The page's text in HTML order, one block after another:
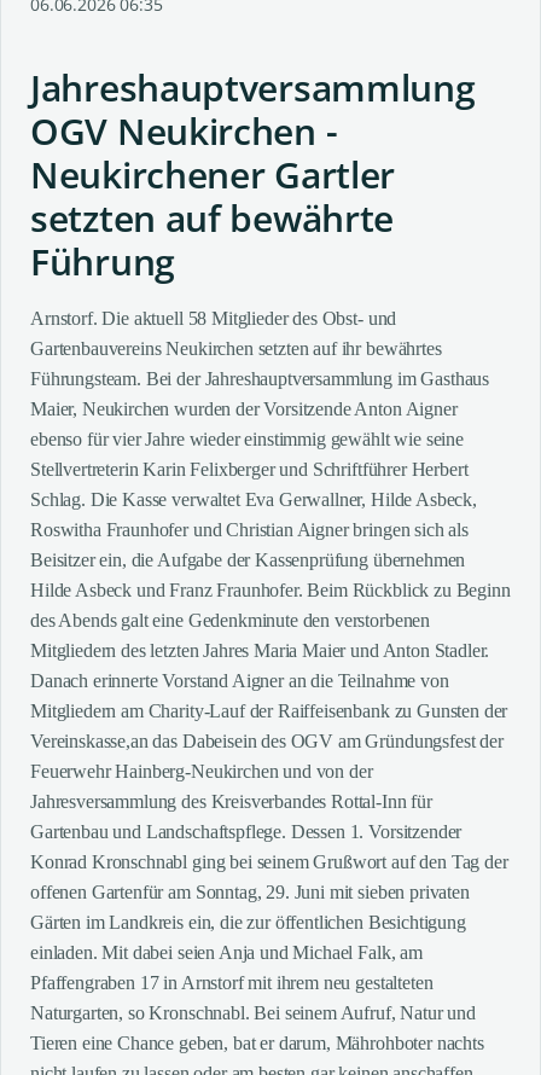
Jahreshauptversammlung
OGV Neukirchen -
Neukirchener Gartler
setzten auf bewährte
Führung
Arnstorf. Die aktuell 58 Mitglieder des Obst- und
Gartenbauvereins Neukirchen setzten auf ihr bewährtes
Führungsteam. Bei der Jahreshauptversammlung im Gasthaus
Maier, Neukirchen wurden der Vorsitzende Anton Aigner
ebenso für vier Jahre wieder einstimmig gewählt wie seine
Stellvertreterin Karin Felixberger und Schriftführer Herbert
Schlag. Die Kasse verwaltet Eva Gerwallner, Hilde Asbeck,
Roswitha Fraunhofer und Christian Aigner bringen sich als
Beisitzer ein, die Aufgabe der Kassenprüfung übernehmen
Hilde Asbeck und Franz Fraunhofer. Beim Rückblick zu Beginn
des Abends galt eine Gedenkminute den verstorbenen
Mitgliedern des letzten Jahres Maria Maier und Anton Stadler.
Danach erinnerte Vorstand Aigner an die Teilnahme von
Mitgliedern am Charity-Lauf der Raiffeisenbank zu Gunsten der
Vereinskasse,an das Dabeisein des OGV am Gründungsfest der
Feuerwehr Hainberg-Neukirchen und von der
Jahresversammlung des Kreisverbandes Rottal-Inn für
Gartenbau und Landschaftspflege. Dessen 1. Vorsitzender
Konrad Kronschnabl ging bei seinem Grußwort auf den Tag der
offenen Gartenfür am Sonntag, 29. Juni mit sieben privaten
Gärten im Landkreis ein, die zur öffentlichen Besichtigung
einladen. Mit dabei seien Anja und Michael Falk, am
Pfaffengraben 17 in Arnstorf mit ihrem neu gestalteten
Naturgarten, so Kronschnabl. Bei seinem Aufruf, Natur und
Tieren eine Chance geben, bat er darum, Mährohboter nachts